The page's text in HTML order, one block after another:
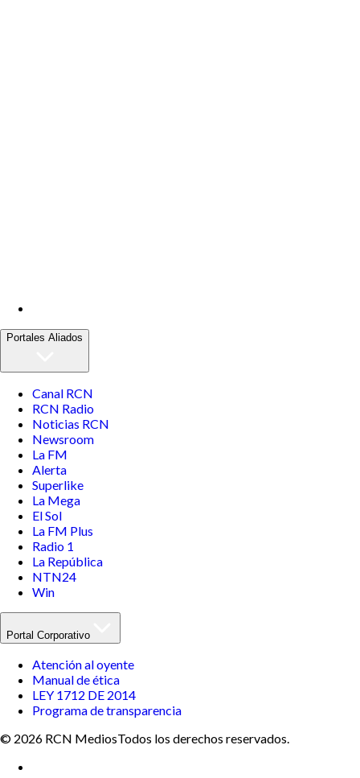
Portales Aliados
Canal RCN
RCN Radio
Noticias RCN
Newsroom
La FM
Alerta
Superlike
La Mega
El Sol
La FM Plus
Radio 1
La República
NTN24
Win
Portal Corporativo
Atención al oyente
Manual de ética
LEY 1712 DE 2014
Programa de transparencia
© 2026 RCN MediosTodos los derechos reservados.